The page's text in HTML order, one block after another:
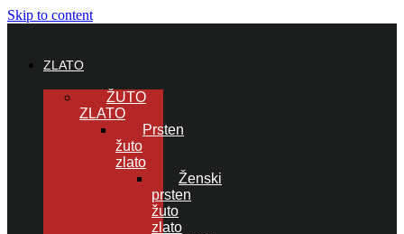
Skip to content
ZLATO
ŽUTO
ZLATO
Prsten
žuto
zlato
Ženski
prsten
žuto
zlato